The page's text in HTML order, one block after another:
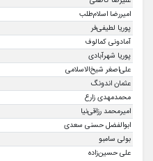
امیررضا اسلام‌طلب
پوریا لطیفی‌فر
آمادونی کمالوف
پوریا شهرآبادی
علی‌اصغر شیخ‌الاسلامی
عثمان اندونگ
محمدمهدی زارع
امیرمحمد رزاقی‌نیا
ابوالفضل حسنی سعدی
بولی سامبو
علی حسین‌زاده